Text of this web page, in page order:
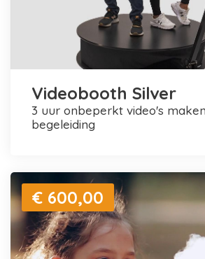
Videobooth Silver
3 uur onbeperkt video's maken + personele
begeleiding
€ 600,00